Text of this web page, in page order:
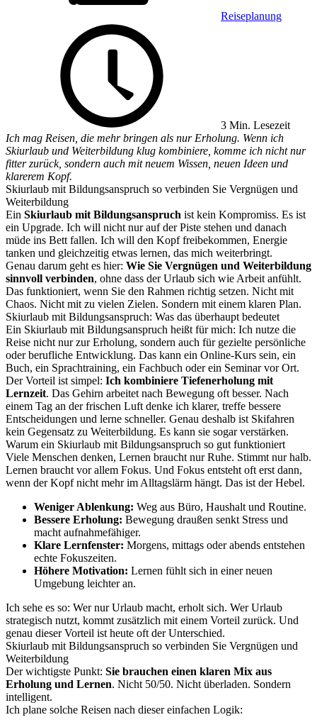
Reiseplanung
3 Min. Lesezeit
Ich mag Reisen, die mehr bringen als nur Erholung. Wenn ich
Skiurlaub und Weiterbildung klug kombiniere, komme ich nicht nur
fitter zurück, sondern auch mit neuem Wissen, neuen Ideen und
klarerem Kopf.
Skiurlaub mit Bildungsanspruch so verbinden Sie Vergnügen und
Weiterbildung
Ein Skiurlaub mit Bildungsanspruch ist kein Kompromiss. Es ist
ein Upgrade. Ich will nicht nur auf der Piste stehen und danach
müde ins Bett fallen. Ich will den Kopf freibekommen, Energie
tanken und gleichzeitig etwas lernen, das mich weiterbringt.
Genau darum geht es hier: Wie Sie Vergnügen und Weiterbildung
sinnvoll verbinden, ohne dass der Urlaub sich wie Arbeit anfühlt.
Das funktioniert, wenn Sie den Rahmen richtig setzen. Nicht mit
Chaos. Nicht mit zu vielen Zielen. Sondern mit einem klaren Plan.
Skiurlaub mit Bildungsanspruch: Was das überhaupt bedeutet
Ein Skiurlaub mit Bildungsanspruch heißt für mich: Ich nutze die
Reise nicht nur zur Erholung, sondern auch für gezielte persönliche
oder berufliche Entwicklung. Das kann ein Online-Kurs sein, ein
Buch, ein Sprachtraining, ein Fachbuch oder ein Seminar vor Ort.
Der Vorteil ist simpel: Ich kombiniere Tiefenerholung mit
Lernzeit. Das Gehirn arbeitet nach Bewegung oft besser. Nach
einem Tag an der frischen Luft denke ich klarer, treffe bessere
Entscheidungen und lerne schneller. Genau deshalb ist Skifahren
kein Gegensatz zu Weiterbildung. Es kann sie sogar verstärken.
Warum ein Skiurlaub mit Bildungsanspruch so gut funktioniert
Viele Menschen denken, Lernen braucht nur Ruhe. Stimmt nur halb.
Lernen braucht vor allem Fokus. Und Fokus entsteht oft erst dann,
wenn der Kopf nicht mehr im Alltagslärm hängt. Das ist der Hebel.
Weniger Ablenkung: Weg aus Büro, Haushalt und Routine.
Bessere Erholung: Bewegung draußen senkt Stress und
macht aufnahmefähiger.
Klare Lernfenster: Morgens, mittags oder abends entstehen
echte Fokuszeiten.
Höhere Motivation: Lernen fühlt sich in einer neuen
Umgebung leichter an.
Ich sehe es so: Wer nur Urlaub macht, erholt sich. Wer Urlaub
strategisch nutzt, kommt zusätzlich mit einem Vorteil zurück. Und
genau dieser Vorteil ist heute oft der Unterschied.
Skiurlaub mit Bildungsanspruch so verbinden Sie Vergnügen und
Weiterbildung
Der wichtigste Punkt: Sie brauchen einen klaren Mix aus
Erholung und Lernen. Nicht 50/50. Nicht überladen. Sondern
intelligent.
Ich plane solche Reisen nach dieser einfachen Logik: